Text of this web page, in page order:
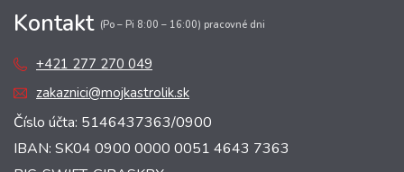
Kontakt (Po – Pi 8:00 – 16:00) pracovné dni
+421 277 270 049
zakaznici@mojkastrolik.sk
Číslo účta: 5146437363/0900
IBAN: SK04 0900 0000 0051 4643 7363